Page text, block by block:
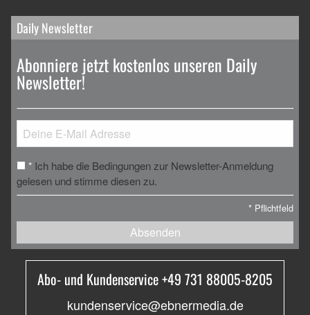
Daily Newsletter
Abonniere jetzt kostenlos unseren Daily
Newsletter!
* Ich habe die Bedingungen zur Newsletter-Anmeldung
gelesen und stimme diesen zu.
* Pflichtfeld
Absenden
Abo- und Kundenservice +49 731 88005-8205
kundenservice@ebnermedia.de